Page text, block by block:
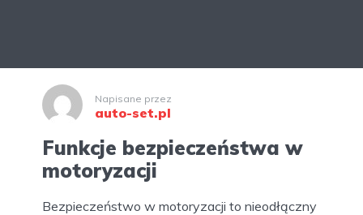
Napisane przez
auto-set.pl
Funkcje bezpieczeństwa w
motoryzacji
Bezpieczeństwo w motoryzacji to nieodłączny